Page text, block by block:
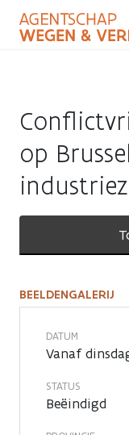
naar
op
BEELDENGALERIJ
DATUM
Vanaf
STATUS
Beëindigd